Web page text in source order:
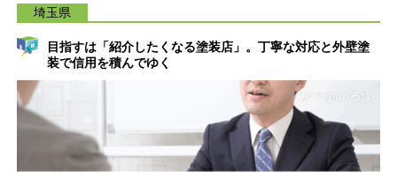
埼玉県
目指すは「紹介したくなる塗装店」。丁寧な対応と外壁塗
装で信用を積んでゆく